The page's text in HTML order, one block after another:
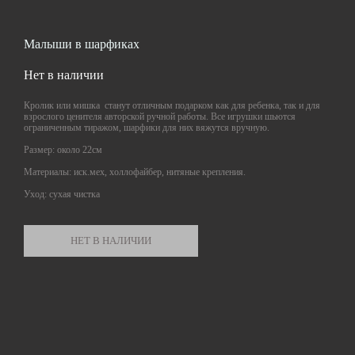
Малыши в шарфиках
Нет в наличии
Кролик или мишка станут отличным подарком как для ребенка, так и для
взрослого ценителя авторской ручной работы. Все игрушки шьются
ограниченным тиражом, шарфики для них вяжутся вручную.
Размер: около 22см
Материалы: иск.мех, холлофайбер, нитяные крепления.
Уход: сухая чистка
НЕТ В НАЛИЧИИ